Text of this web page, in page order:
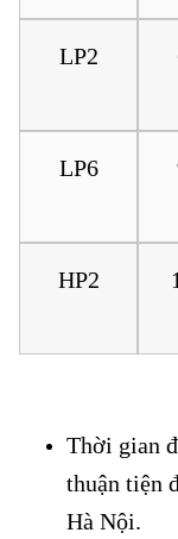
LP2
LP6
HP2
Thời gian
thuận tiện
Hà Nội.